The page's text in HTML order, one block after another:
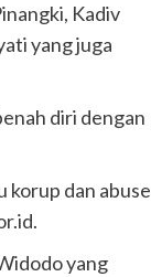
Kadiv
yang juga
diri dengan
dan abuse
yang